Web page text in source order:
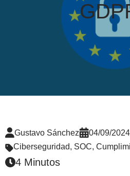
Gustavo Sánchez
04/09/2024
Ciberseguridad, SOC,
4 Minutos